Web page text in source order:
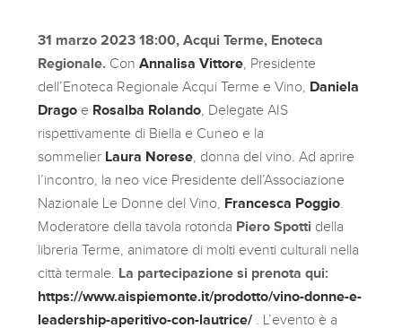
31 marzo 2023 18:00, Acqui Terme, Enoteca
Regionale. ConAnnalisa Vittore , Presidente
dell’Enoteca Regionale Acqui Terme e Vino, Daniela
Drago e Rosalba Rolando , Delegate AIS
rispettivamente di Biella e Cuneo e la
sommelier Laura Norese , donna del vino. Ad aprire
l’incontro, la neo vice Presidente dell’Associazione
Nazionale Le Donne del Vino, Francesca Poggio
Moderatore della tavola rotonda Piero Spotti della
libreria Terme, animatore di molti eventi culturali nella
città termale. La partecipazione si prenota qui:
https://www.aispiemonte.it/prodotto/vino-donne-e-
leadership-aperitivo-con-lautrice/
. L’evento è a